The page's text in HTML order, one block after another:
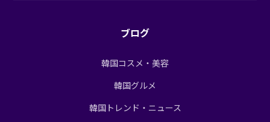
ブログ
韓国コスメ・美容
韓国グルメ
韓国トレンド・ニュース